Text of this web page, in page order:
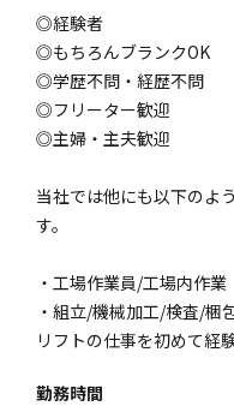
◎経験者
◎もちろんブランクOK
◎学歴不問・経歴不問
◎フリーター歓迎
◎主婦・主夫歓迎
当社では他にも以下のよ
す。
・工場作業員/工場内作
・組立/機械加工/検査/梱
リフトの仕事を初めて経
勤務時間